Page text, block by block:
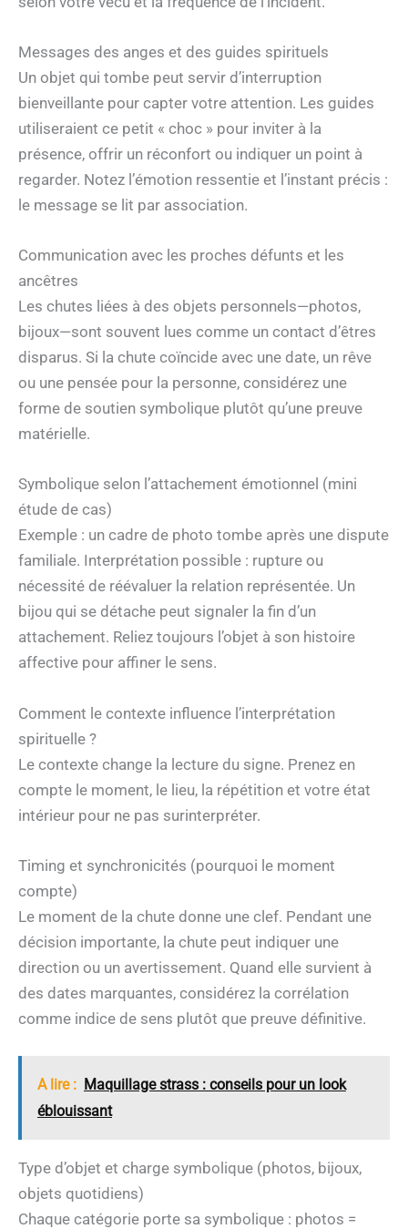
Messages des anges et des guides spirituels
Un objet qui tombe peut servir d’interruption
bienveillante pour capter votre attention. Les guides
utiliseraient ce petit « choc » pour inviter à la
présence, offrir un réconfort ou indiquer un point à
regarder. Notez l’émotion ressentie et l’instant précis :
le message se lit par association.
Communication avec les proches défunts et les
ancêtres
Les chutes liées à des objets personnels—photos,
bijoux—sont souvent lues comme un contact d’êtres
disparus. Si la chute coïncide avec une date, un rêve
ou une pensée pour la personne, considérez une
forme de soutien symbolique plutôt qu’une preuve
matérielle.
Symbolique selon l’attachement émotionnel (mini
étude de cas)
Exemple : un cadre de photo tombe après une dispute
familiale. Interprétation possible : rupture ou
nécessité de réévaluer la relation représentée. Un
bijou qui se détache peut signaler la fin d’un
attachement. Reliez toujours l’objet à son histoire
affective pour affiner le sens.
Comment le contexte influence l’interprétation
spirituelle ?
Le contexte change la lecture du signe. Prenez en
compte le moment, le lieu, la répétition et votre état
intérieur pour ne pas surinterpréter.
Timing et synchronicités (pourquoi le moment
compte)
Le moment de la chute donne une clef. Pendant une
décision importante, la chute peut indiquer une
direction ou un avertissement. Quand elle survient à
des dates marquantes, considérez la corrélation
comme indice de sens plutôt que preuve définitive.
A lire : Maquillage strass : conseils pour un look
éblouissant
Type d’objet et charge symbolique (photos, bijoux,
objets quotidiens)
Chaque catégorie porte sa symbolique : photos =